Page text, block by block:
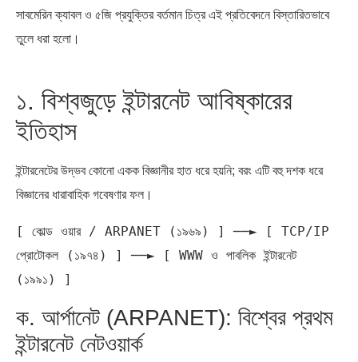
সাবমেরিন ক্যাবল ও ৫জি প্রযুক্তির বর্তমান চিত্র এই প্রতিবেদনে বিস্তারিতভাবে
তুলে ধরা হলো।
১. বিশ্বজুড়ে ইন্টারনেট আবিষ্কারের
ইতিহাস
ইন্টারনেটের উদ্ভব কোনো একক বিজ্ঞানীর হাত ধরে হয়নি; বরং এটি বহু দশক ধরে
বিজ্ঞানের ধারাবাহিক গবেষণার ফল।
[ কোল্ড ওয়ার / ARPANET (১৯৬৯) ] ──► [ TCP/IP
প্রোটোকল (১৯৭৪) ] ──► [ WWW ও পাবলিক ইন্টারনেট
ক. আর্পানেট (ARPANET): বিশ্বের প্রথম
ইন্টারনেট নেটওয়ার্ক